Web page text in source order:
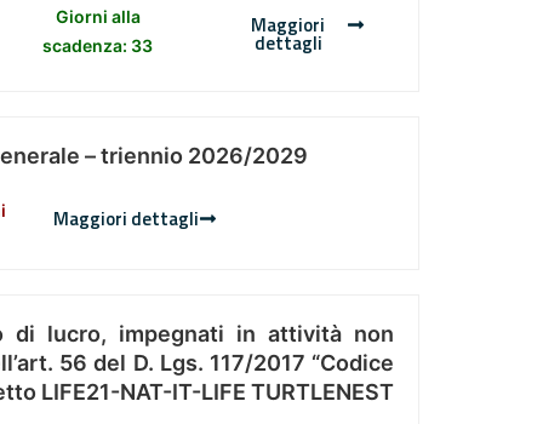
Giorni alla
scadenza: 33
Maggiori
dettagli
– triennio 2026/2029
Maggiori dettagli
di lucro, impegnati in attività non
56 del D. Lgs. 117/2017 “Codice
LIFE21-NAT-IT-LIFE TURTLENEST